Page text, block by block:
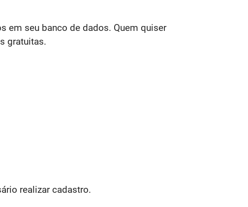
em seu banco de dados. Quem quiser
gratuitas.
realizar cadastro.